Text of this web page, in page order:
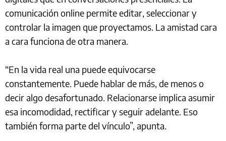
comunicación online permite editar, seleccionar y
controlar la imagen que proyectamos. La amistad cara
a cara funciona de otra manera.
“En la vida real una puede equivocarse
constantemente. Puede hablar de más, de menos o
decir algo desafortunado. Relacionarse implica asumir
esa incomodidad, rectificar y seguir adelante. Eso
también forma parte del vínculo”, apunta.